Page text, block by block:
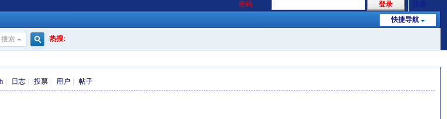
密码
登录
快捷导航
搜索 热搜:
日志 投票 用户 帖子